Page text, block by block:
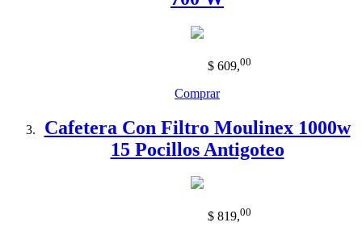
$ 609,00
Comprar
Cafetera Con Filtro Moulinex 1000w
15 Pocillos Antigoteo
$ 819,00